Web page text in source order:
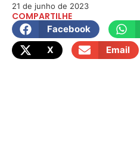
21 de junho de 2023
COMPARTILHE
Facebook
X
Email